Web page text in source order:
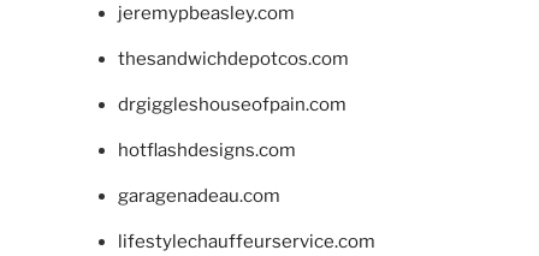
jeremypbeasley.com
thesandwichdepotcos.com
drgiggleshouseofpain.com
hotflashdesigns.com
garagenadeau.com
lifestylechauffeurservice.com